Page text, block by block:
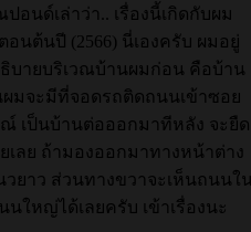
นด์เล่าว่า.. เรื่องนี้เกิดกับผม
นต้นปี (2566) นี่เองครับ ผมอยู่
บายบริเวณบ้านผมก่อน คือบ้าน
มจะมีที่จอดรถติดถนนเข้าซอย
เป็นบ้านต่อออกมาทีหลัง จะยืด
ลย ถ้ามองออกมาทางหน้าต่าง
ยาว ส่วนทางขวาจะเห็นถนนใ
ใหญ่ได้เลยครับ เข้าเรื่องนะ